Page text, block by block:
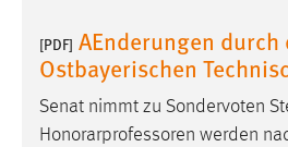
[PDF] AEnderungen
Ostbayerischen
Senat nimmt zu Sondervoten
Honorarprofessoren werden
Name: _gcl_au
Anbieter:
Zweck: Conversion-